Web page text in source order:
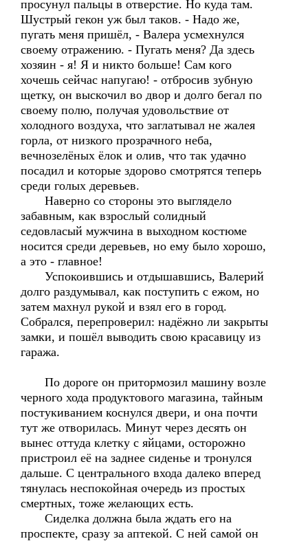
просунул пальцы в отверстие. Но куда там.
Шустрый гекон уж был таков. - Надо же,
пугать меня пришёл, - Валера усмехнулся
своему отражению. - Пугать меня? Да здесь
хозяин - я! Я и никто больше! Сам кого
хочешь сейчас напугаю! - отбросив зубную
щетку, он выскочил во двор и долго бегал по
своему полю, получая удовольствие от
холодного воздуха, что заглатывал не жалея
горла, от низкого прозрачного неба,
вечнозелёных ёлок и олив, что так удачно
посадил и которые здорово смотрятся теперь
среди голых деревьев.
Наверно со стороны это выглядело
забавным, как взрослый солидный
седовласый мужчина в выходном костюме
носится среди деревьев, но ему было хорошо,
а это - главное!
Успокоившись и отдышавшись, Валерий
долго раздумывал, как поступить с ежом, но
затем махнул рукой и взял его в город.
Собрался, перепроверил: надёжно ли закрыты
замки, и пошёл выводить свою красавицу из
гаража.
По дороге он притормозил машину возле
черного хода продуктового магазина, тайным
постукиванием коснулся двери, и она почти
тут же отворилась. Минут через десять он
вынес оттуда клетку с яйцами, осторожно
пристроил её на заднее сиденье и тронулся
дальше. С центрального входа далеко вперед
тянулась неспокойная очередь из простых
смертных, тоже желающих есть.
Сиделка должна была ждать его на
проспекте, сразу за аптекой. С ней самой он